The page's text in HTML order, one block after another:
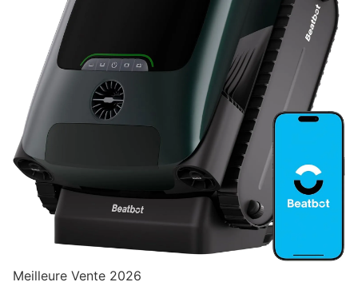
Meilleure Vente 2026